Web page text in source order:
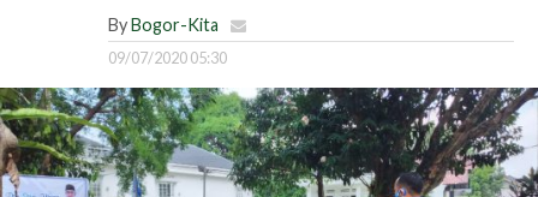
By Bogor-Kita
09/07/2020 05:30